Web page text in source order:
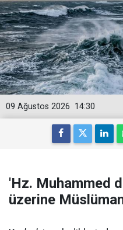
14:30
09 Ağustos 2026
'Hz. Muhammed
üzerine